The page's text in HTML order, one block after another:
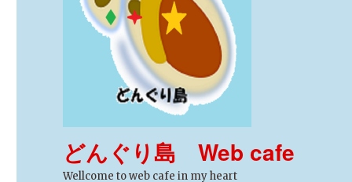
どんぐり島 Web cafe
Wellcome to web cafe in my heart